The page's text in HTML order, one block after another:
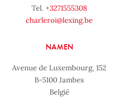
Tel. +3271555308
charleroi@lexing.be
NAMEN
Avenue de Luxembourg, 152
B-5100 Jambes
België